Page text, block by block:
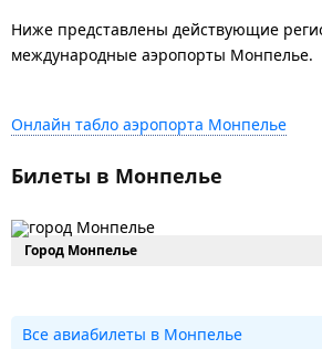
Ниже представлены действующие
международные аэропорты Монпелье.
Онлайн табло аэропорта Монпелье
Билеты в Монпелье
Город Монпелье
Все авиабилеты в Монпелье